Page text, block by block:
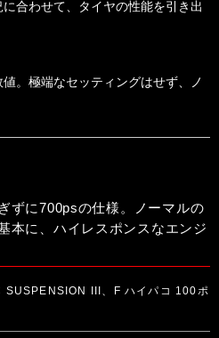
合わせて、タイヤの性能を引き出
。極端なセッティングはせず、ノ
ずに700psの仕様。ノーマルの
本に、ハイレスポンスなエンジ
SUSPENSION III、F ハイパコ 100ポ